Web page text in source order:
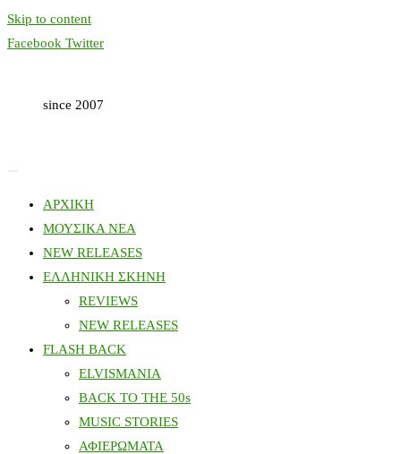
Skip to content
Facebook Twitter
since 2007
ΑΡΧΙΚΗ
ΜΟΥΣΙΚΑ ΝΕΑ
NEW RELEASES
ΕΛΛΗΝΙΚΗ ΣΚΗΝΗ
REVIEWS
NEW RELEASES
FLASH BACK
ELVISMANIA
BACK TO THE 50s
MUSIC STORIES
ΑΦΙΕΡΩΜΑΤΑ